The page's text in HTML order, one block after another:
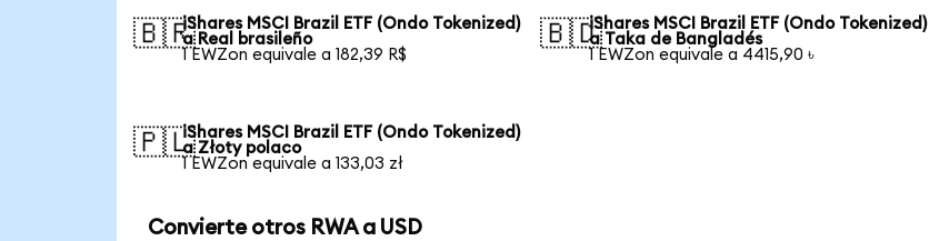
🇧🇷iShares MSCI Brazil ETF (Ondo Tokenized)
a Real brasileño
1 EWZon equivale a 182,39 R$
🇧🇩iShares MSCI Brazil ETF (Ondo Tokenized)
a Taka de Bangladés
1 EWZon equivale a 4415,90 ৳
🇵🇱iShares MSCI Brazil ETF (Ondo Tokenized)
a Złoty polaco
1 EWZon equivale a 133,03 zł
Convierte otros RWA a USD